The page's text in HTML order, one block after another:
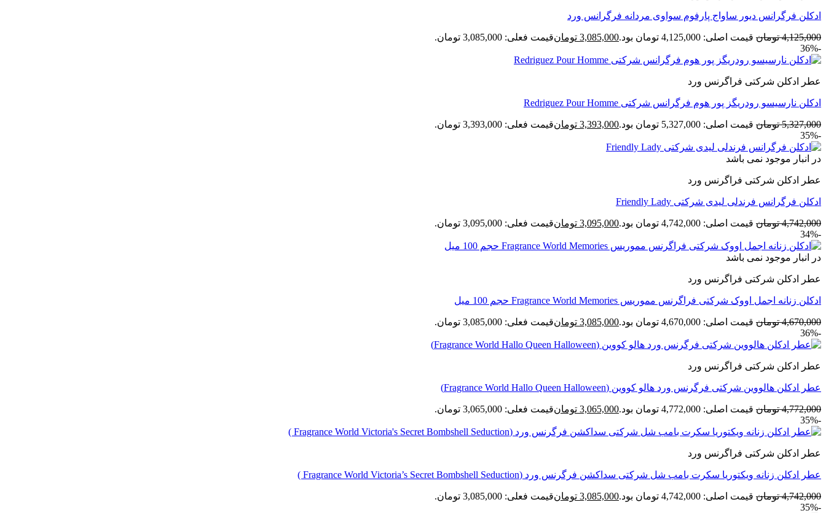
ادکلن فرگرانس دیور ساواج پارفوم سواوی مردانه فرگرانس ورد
4,125,000 تومان قیمت اصلی: 4,125,000 تومان بود. 3,085,000 تومانقیمت فعلی: 3,085,000 تومان.
-36%
عطر ادکلن شرکتی فراگرنس ورد
ادکلن نارسیسو رودریگز پور هوم فرگرانس شرکتی Redriguez Pour Homme
5,327,000 تومان قیمت اصلی: 5,327,000 تومان بود. 3,393,000 تومانقیمت فعلی: 3,393,000 تومان.
-35%
در انبار موجود نمی باشد
عطر ادکلن شرکتی فراگرنس ورد
ادکلن فرگرانس فرندلی لیدی شرکتی Friendly Lady
4,742,000 تومان قیمت اصلی: 4,742,000 تومان بود. 3,095,000 تومانقیمت فعلی: 3,095,000 تومان.
-34%
در انبار موجود نمی باشد
عطر ادکلن شرکتی فراگرنس ورد
ادکلن زنانه اجمل اووک شرکتی فراگرنس مموریس Fragrance World Memories حجم 100 میل
4,670,000 تومان قیمت اصلی: 4,670,000 تومان بود. 3,085,000 تومانقیمت فعلی: 3,085,000 تومان.
-36%
عطر ادکلن شرکتی فراگرنس ورد
عطر ادکلن هالووین شرکتی فرگرنس ورد هالو کووین (Fragrance World Hallo Queen Halloween)
4,772,000 تومان قیمت اصلی: 4,772,000 تومان بود. 3,065,000 تومانقیمت فعلی: 3,065,000 تومان.
-35%
عطر ادکلن شرکتی فراگرنس ورد
عطر ادکلن زنانه ویکتوریا سکرت بامب شل شرکتی سداکشن فرگرنس ورد (Fragrance World Victoria’s Secret Bombshell Seduction )
4,742,000 تومان قیمت اصلی: 4,742,000 تومان بود. 3,085,000 تومانقیمت فعلی: 3,085,000 تومان.
-35%